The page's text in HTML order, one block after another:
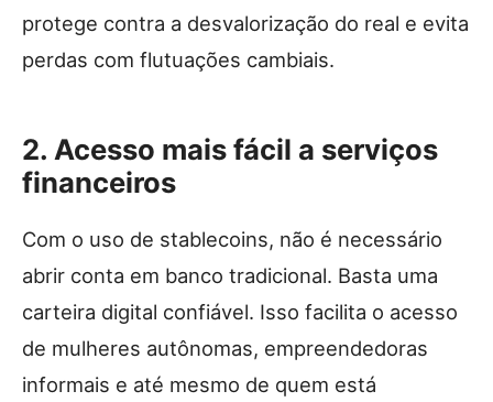
protege contra a desvalorização do real e evita
perdas com flutuações cambiais.
2. Acesso mais fácil a serviços
financeiros
Com o uso de stablecoins, não é necessário
abrir conta em banco tradicional. Basta uma
carteira digital confiável. Isso facilita o acesso
de mulheres autônomas, empreendedoras
informais e até mesmo de quem está